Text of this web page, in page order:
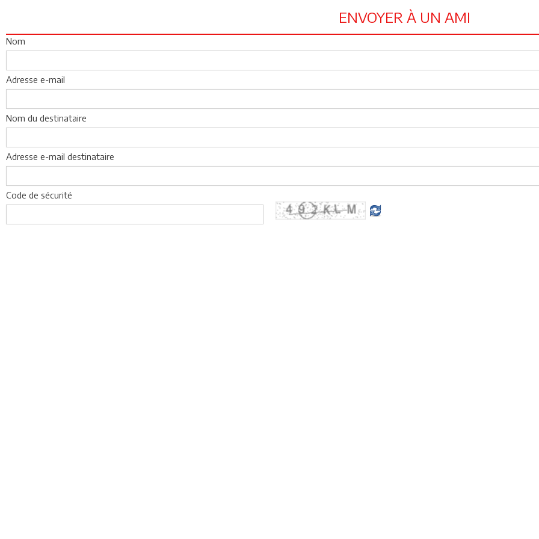
ENVOYER À UN AMI
Nom
Adresse e-mail
Nom du destinataire
Adresse e-mail destinataire
Code de sécurité